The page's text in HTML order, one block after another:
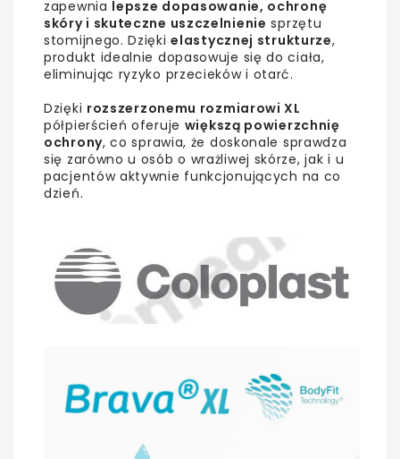
zapewnia lepsze dopasowanie, ochronę
skóry i skuteczne uszczelnienie sprzętu
stomijnego. Dziękielastycznej strukturze,
produkt idealnie dopasowuje się do ciała,
eliminując ryzyko przecieków i otarć.
Dzięki rozszerzonemu rozmiarowi XL
półpierścień oferuje większą powierzchnię
ochrony, co sprawia, że doskonale sprawdza
się zarówno u osób o wrażliwej skórze, jak i u
pacjentów aktywnie funkcjonujących na co
dzień.